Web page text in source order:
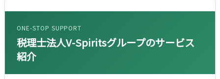
ONE-STOP SUPPORT
税理士法人V-Spiritsグループのサービス
紹介